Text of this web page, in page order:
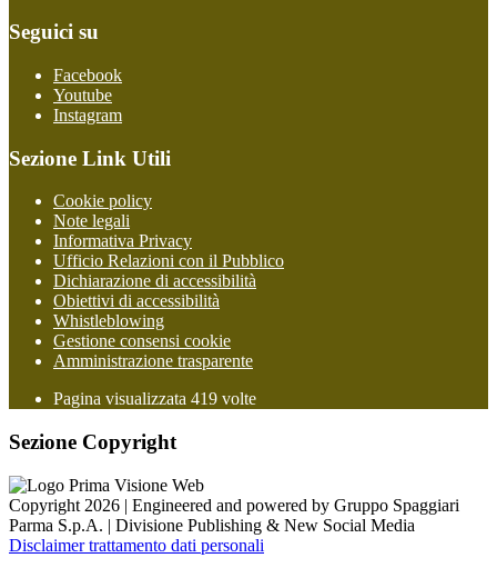
Seguici su
Facebook
Youtube
Instagram
Sezione Link Utili
Cookie policy
Note legali
Informativa Privacy
Ufficio Relazioni con il Pubblico
Dichiarazione di accessibilità
Obiettivi di accessibilità
Whistleblowing
Gestione consensi cookie
Amministrazione trasparente
Pagina visualizzata 419 volte
Sezione Copyright
Copyright 2026 | Engineered and powered by Gruppo Spaggiari
Parma S.p.A. | Divisione Publishing & New Social Media
Disclaimer trattamento dati personali